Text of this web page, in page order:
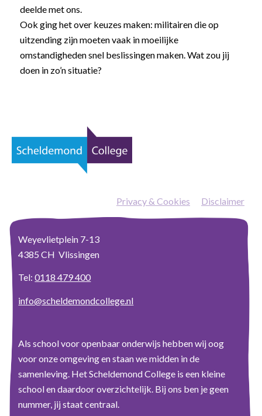
deelde met ons.
Ook ging het over keuzes maken: militairen die op
uitzending zijn moeten vaak in moeilijke
omstandigheden snel beslissingen maken. Wat zou jij
doen in zo’n situatie?
Privacy & Cookies Disclaimer
Weyevlietplein 7-13
4385 CH Vlissingen
Tel:0118 479 400
info@scheldemondcollege.nl
Als school voor openbaar onderwijs hebben wij oog
voor onze omgeving en staan we midden in de
samenleving. Het Scheldemond College is een kleine
school en daardoor overzichtelijk. Bij ons ben je geen
nummer, jij staat centraal.